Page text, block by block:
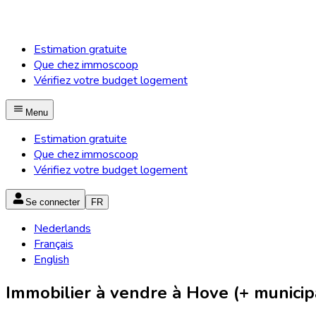
Estimation gratuite
Que chez immoscoop
Vérifiez votre budget logement
Menu
Estimation gratuite
Que chez immoscoop
Vérifiez votre budget logement
Se connecter FR
Nederlands
Français
English
Immobilier à vendre à Hove (+